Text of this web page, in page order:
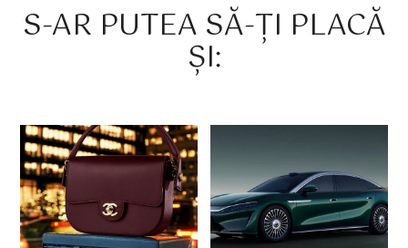
S-AR PUTEA SĂ-ȚI PLACĂ
ȘI: